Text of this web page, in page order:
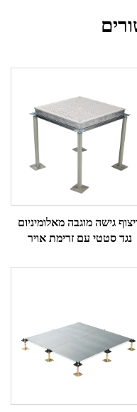
גישה מוגבה מאלומיניום
נגד סטטי עם זרימת אויר